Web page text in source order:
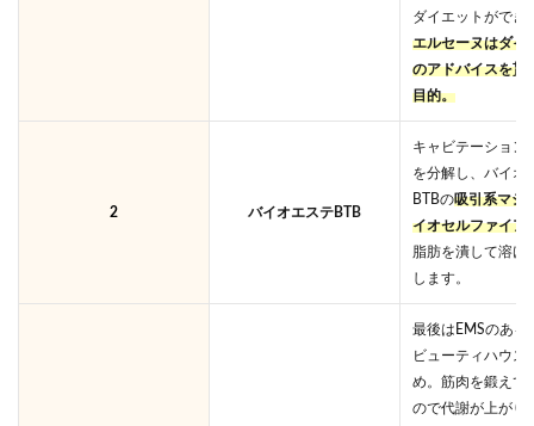
ダイエットができ
エルセーヌはダイ
のアドバイスを貰
目的。
2 バイオエステBTB
キャビテーション
を分解し、バイオ
BTBの吸引系マシ
イオセルファイア
脂肪を潰して溶け
します。
最後はEMSのある
ビューティハウス
め。筋肉を鍛えて
ので代謝が上がり